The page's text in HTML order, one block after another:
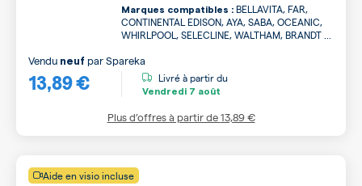
Marques compatibles : BELLAVITA, FAR,
CONTINENTAL EDISON, AYA, SABA, OCEANIC,
WHIRLPOOL, SELECLINE, WALTHAM, BRANDT ...
13,89 €
Vendu neuf parSpareka
Livré à partir du
Vendredi 7 août
Plus d’offres à partir de13,89 €
Aide en visio incluse